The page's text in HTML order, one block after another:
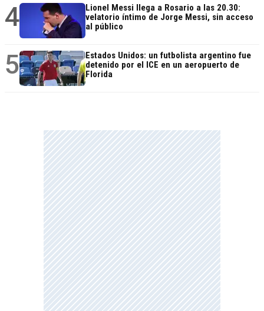
4
Lionel Messi llega a Rosario a las 20.30:
velatorio íntimo de Jorge Messi, sin acceso
al público
5
Estados Unidos: un futbolista argentino fue
detenido por el ICE en un aeropuerto de
Florida